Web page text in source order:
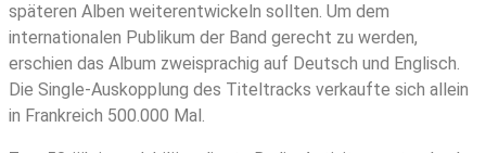
späteren Alben weiterentwickeln sollten. Um dem
internationalen Publikum der Band gerecht zu werden,
erschien das Album zweisprachig auf Deutsch und Englisch.
Die Single-Auskopplung des Titeltracks verkaufte sich allein
in Frankreich 500.000 Mal.